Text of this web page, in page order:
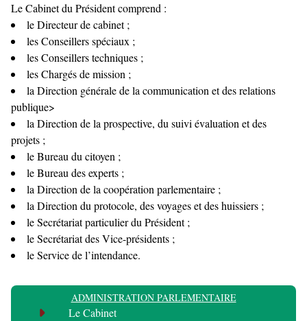
Le Cabinet du Président comprend :
le Directeur de cabinet ;
les Conseillers spéciaux ;
les Conseillers techniques ;
les Chargés de mission ;
la Direction générale de la communication et des relations
publique>
la Direction de la prospective, du suivi évaluation et des
projets ;
le Bureau du citoyen ;
le Bureau des experts ;
la Direction de la coopération parlementaire ;
la Direction du protocole, des voyages et des huissiers ;
le Secrétariat particulier du Président ;
le Secrétariat des Vice-présidents ;
le Service de l’intendance.
ADMINISTRATION PARLEMENTAIRE
Le Cabinet